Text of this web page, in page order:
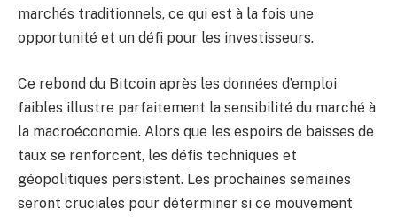
marchés traditionnels, ce qui est à la fois une
opportunité et un défi pour les investisseurs.
Ce rebond du Bitcoin après les données d’emploi
faibles illustre parfaitement la sensibilité du marché à
la macroéconomie. Alors que les espoirs de baisses de
taux se renforcent, les défis techniques et
géopolitiques persistent. Les prochaines semaines
seront cruciales pour déterminer si ce mouvement